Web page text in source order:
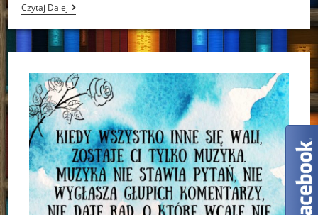
Czytaj Dalej“Dearest
Clementine”
Lex
Martin